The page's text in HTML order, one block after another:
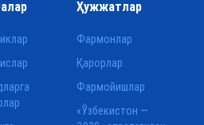
Ҳужжатлар
Фармонлар
Қарорлар
Фармойишлар
«Ўзбекистон —